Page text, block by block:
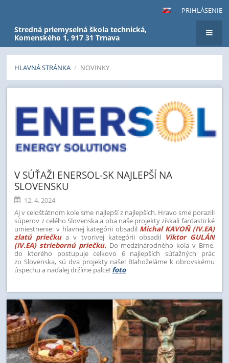
PRIHLÁSENIE
Stredná priemyselná škola technická,
Komenského 1, 917 31 Trnava
HLAVNÁ STRÁNKA / NOVINKY
Novinky
V SÚŤAŽI ENERSOL-SK NAJLEPŠÍ NA
SLOVENSKU
12. 4. 2024
Aj v celoštátnom kole sme najlepší z najlepších. Hravo sme porazili
súperov z celého Slovenska a oba naše projekty získali fantastické
umiestnenie: v hlavnej kategórii obsadil Michal KAVOŇ (IV.EA)
zlatú priečkua v tvorivej kategórii obsadil Viktor GULÁN
(IV.EA) striebornú priečku.Do medzinárodného kola v Brne,
do ktorého postupuje celkovo 6 najlepších súťažných prác
zo Slovenska, sú dva projekty naše! Blahoželáme k obrovskému
úspechu a naďalej držíme palce! foto
13
14 Ďalší